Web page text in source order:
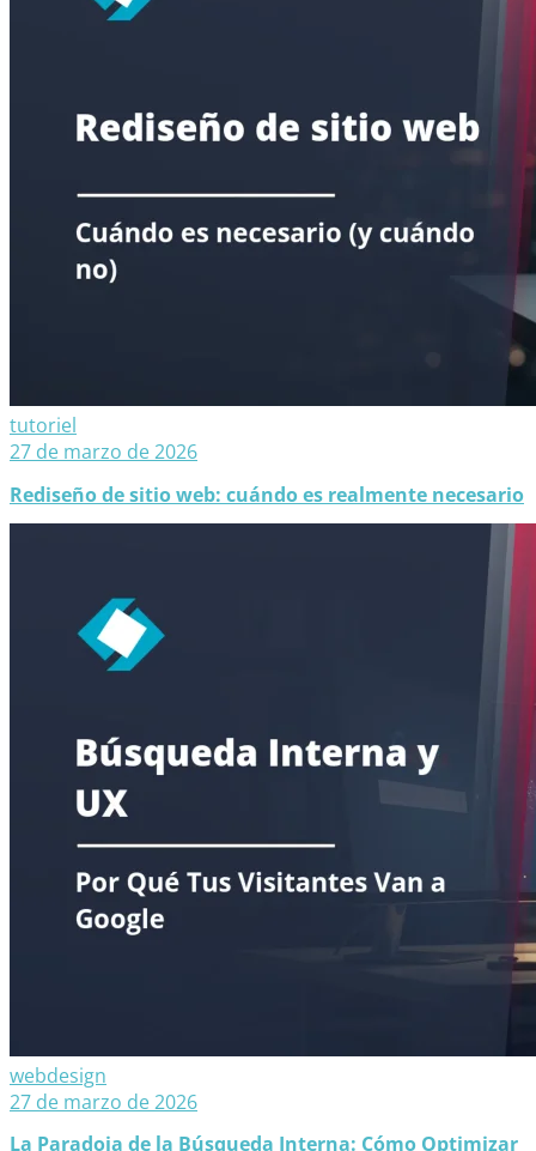
tutoriel
27 de marzo de 2026
Rediseño de sitio web: cuándo es realmente necesario
webdesign
27 de marzo de 2026
La Paradoja de la Búsqueda Interna: Cómo Optimizar